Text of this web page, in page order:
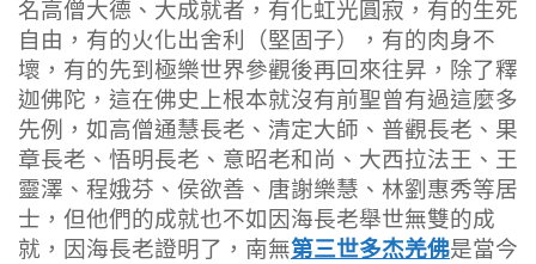
名高僧大德、大成就者，有化虹光圓寂，有的生死
自由，有的火化出舍利（堅固子），有的肉身不
壞，有的先到極樂世界參觀後再回來往昇，除了釋
迦佛陀，這在佛史上根本就沒有前聖曾有過這麼多
先例，如高僧通慧長老、清定大師、普觀長老、果
章長老、悟明長老、意昭老和尚、大西拉法王、王
靈澤、程娥芬、侯欲善、唐謝樂慧、林劉惠秀等居
士，但他們的成就也不如因海長老舉世無雙的成
就，因海長老證明了，南無第三世多杰羌佛是當今